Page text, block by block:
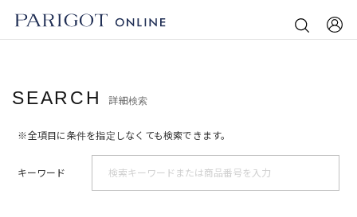
SEARCH詳細検索
※全項目に条件を指定しなくても検索できます。
キーワード